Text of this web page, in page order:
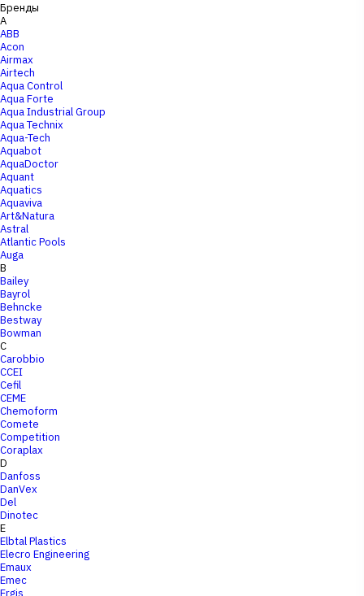
Бренды
A
ABB
Acon
Airmax
Airtech
Aqua Control
Aqua Forte
Aqua Industrial Group
Aqua Technix
Aqua-Tech
Aquabot
AquaDoctor
Aquant
Aquatics
Aquaviva
Art&Natura
Astral
Atlantic Pools
Auga
B
Bailey
Bayrol
Behncke
Bestway
Bowman
C
Carobbio
CCEI
Cefil
CEME
Chemoform
Comete
Competition
Coraplax
D
Danfoss
DanVex
Del
Dinotec
E
Elbtal Plastics
Elecro Engineering
Emaux
Emec
Ergis